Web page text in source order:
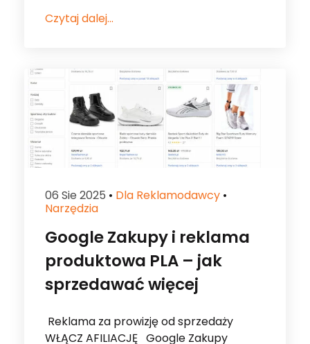
Czytaj dalej...
06 Sie 2025 • Dla Reklamodawcy •
Narzędzia
Google Zakupy i reklama
produktowa PLA – jak
sprzedawać więcej
Reklama za prowizję od sprzedaży
WŁĄCZ AFILIACJĘ Google Zakupy